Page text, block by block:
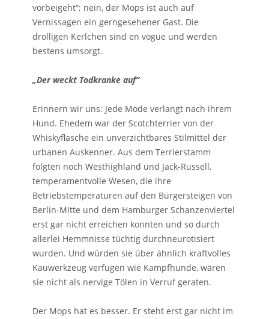
vorbeigeht“; nein, der Mops ist auch auf
Vernissagen ein gerngesehener Gast. Die
drolligen Kerlchen sind en vogue und werden
bestens umsorgt.
„Der weckt Todkranke auf“
Erinnern wir uns: Jede Mode verlangt nach ihrem
Hund. Ehedem war der Scotchterrier von der
Whiskyflasche ein unverzichtbares Stilmittel der
urbanen Auskenner. Aus dem Terrierstamm
folgten noch Westhighland und Jack-Russell,
temperamentvolle Wesen, die ihre
Betriebstemperaturen auf den Bürgersteigen von
Berlin-Mitte und dem Hamburger Schanzenviertel
erst gar nicht erreichen konnten und so durch
allerlei Hemmnisse tüchtig durchneurotisiert
wurden. Und würden sie über ähnlich kraftvolles
Kauwerkzeug verfügen wie Kampfhunde, wären
sie nicht als nervige Tölen in Verruf geraten.
Der Mops hat es besser. Er steht erst gar nicht im